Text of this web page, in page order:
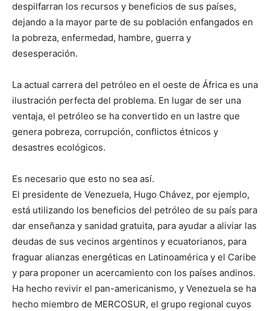
despilfarran los recursos y beneficios de sus países,
dejando a la mayor parte de su población enfangados en
la pobreza, enfermedad, hambre, guerra y
desesperación.
La actual carrera del petróleo en el oeste de África es una
ilustración perfecta del problema. En lugar de ser una
ventaja, el petróleo se ha convertido en un lastre que
genera pobreza, corrupción, conflictos étnicos y
desastres ecológicos.
Es necesario que esto no sea así.
El presidente de Venezuela, Hugo Chávez, por ejemplo,
está utilizando los beneficios del petróleo de su país para
dar enseñanza y sanidad gratuita, para ayudar a aliviar las
deudas de sus vecinos argentinos y ecuatorianos, para
fraguar alianzas energéticas en Latinoamérica y el Caribe
y para proponer un acercamiento con los países andinos.
Ha hecho revivir el pan-americanismo, y Venezuela se ha
hecho miembro de MERCOSUR, el grupo regional cuyos